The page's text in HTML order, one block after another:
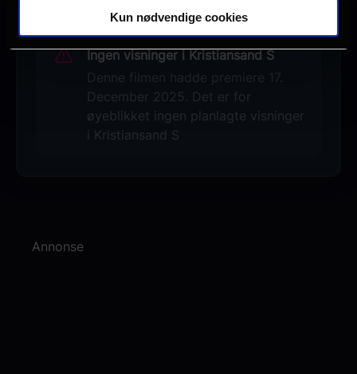
Kun nødvendige cookies
Ingen visninger i Kristiansand S
Denne filmen hadde premiere 17.
December 2025. Det er for
øyeblikket ingen planlagte visninger
i Kristiansand S
Annonse